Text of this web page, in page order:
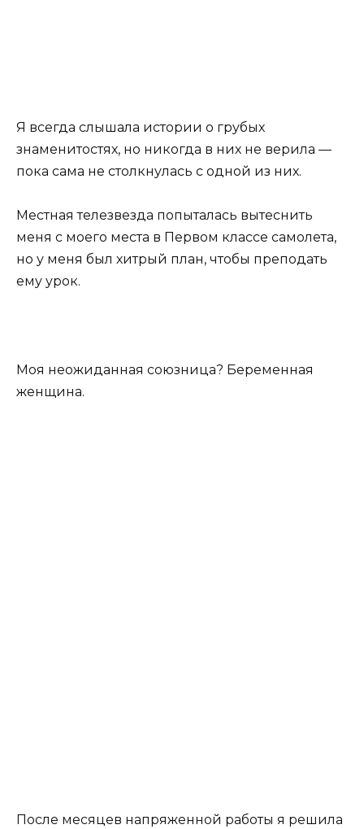
Я всегда слышала истории о грубых
знаменитостях, но никогда в них не верила —
пока сама не столкнулась с одной из них.
Местная телезвезда попыталась вытеснить
меня с моего места в Первом классе самолета,
но у меня был хитрый план, чтобы преподать
ему урок.
Моя неожиданная союзница? Беременная
женщина.
После месяцев напряженной работы я решила